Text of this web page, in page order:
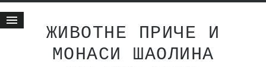
ЖИВОТНЕ ПРИЧЕ И
МОНАСИ ШАОЛИНА